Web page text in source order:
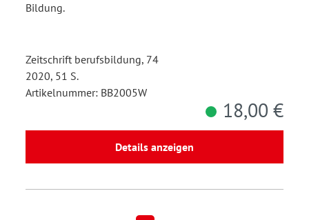
Bildung.
Zeitschrift berufsbildung, 74
2020, 51 S.
Artikelnummer: BB2005W
18,00 €
Details anzeigen